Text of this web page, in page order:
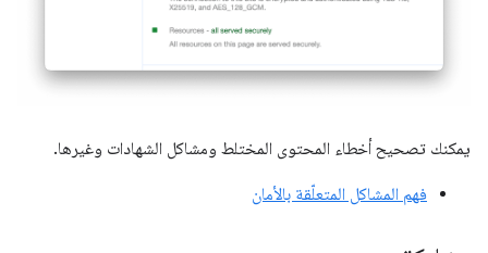
يمكنك تصحيح أخطاء المحتوى المختلط ومشاكل الشهادات وغيرها.
فهم المشاكل المتعلّقة بالأمان